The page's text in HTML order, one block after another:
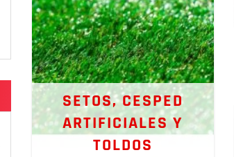
SETOS, CESPED
ARTIFICIALES Y
TOLDOS